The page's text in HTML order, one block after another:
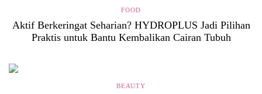
FOOD
Aktif Berkeringat Seharian? HYDROPLUS Jadi Pilihan
Praktis untuk Bantu Kembalikan Cairan Tubuh
BEAUTY